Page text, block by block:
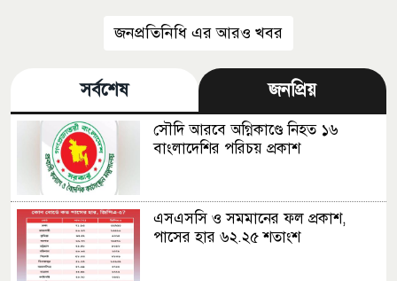
জনপ্রতিনিধি এর আরও খবর
সর্বশেষ জনপ্রিয়
সৌদি আরবে অগ্নিকাণ্ডে নিহত ১৬
বাংলাদেশির পরিচয় প্রকাশ
এসএসসি ও সমমানের ফল প্রকাশ,
পাসের হার ৬২.২৫ শতাংশ